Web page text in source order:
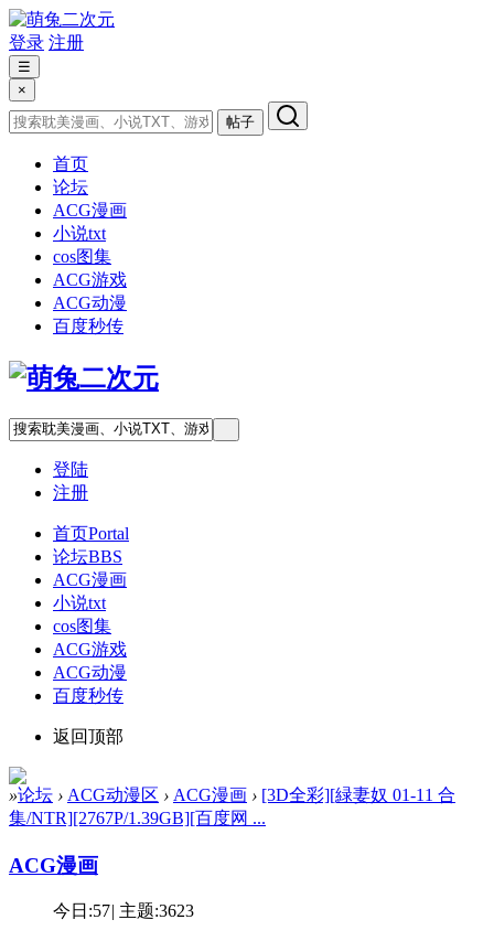
登录 注册
☰
×
帖子
首页
论坛
ACG漫画
小说txt
cos图集
ACG游戏
ACG动漫
百度秒传
登陆
注册
首页Portal
论坛BBS
ACG漫画
小说txt
cos图集
ACG游戏
ACG动漫
百度秒传
返回顶部
»论坛 › ACG动漫区 › ACG漫画 › [3D全彩][緑妻奴 01-11 合
集/NTR][2767P/1.39GB][百度网 ...
ACG漫画
今日:57| 主题:3623